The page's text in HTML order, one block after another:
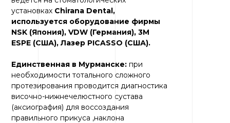
установках Chirana Dental,
используется оборудование фирмы
NSK (Япония), VDW (Германия), 3M
ESPE (США), Лазер PICASSO (США).
Единственная в Мурманске: при
необходимости тотального сложного
протезирования проводится диагностика
височно-нижнечелюстного сустава
(аксиография) для воссоздания
правильного прикуса ,наклона